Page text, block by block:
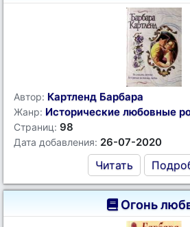
Автор: Картленд Барбара
Жанр: Исторические любовные
Страниц: 98
Дата добавления: 26-07-2020
Читать
Огонь